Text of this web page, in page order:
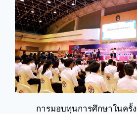
การมอบทุนการศึกษาในครั้